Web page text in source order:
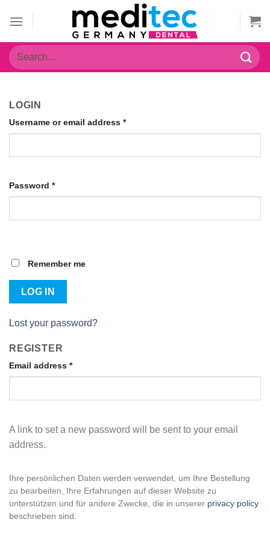
Inhalt
Search
for:
LOGIN
Username or email address *
Password *
Remember me
LOG IN
Lost your password?
REGISTER
Email address *
A link to set a new password will be sent to your email
address.
Ihre persönlichen Daten werden verwendet, um Ihre Bestellung
zu bearbeiten, Ihre Erfahrungen auf dieser Website zu
unterstützen und für andere Zwecke, die in unserer privacy policy
beschrieben sind.